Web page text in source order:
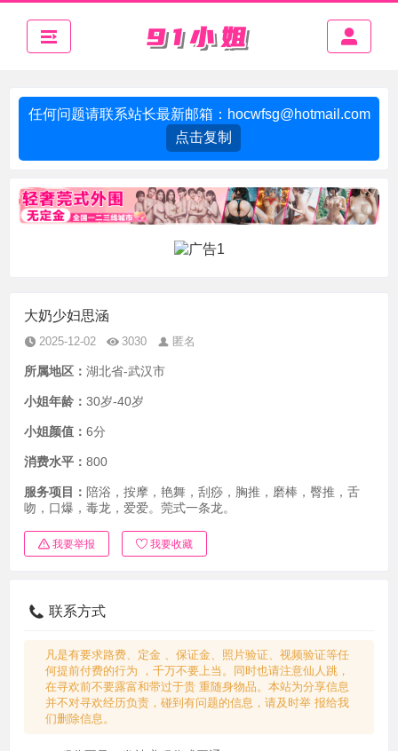
任何问题请联系站长最新邮箱： hocwfsg@hotmail.com
点击复制
大奶少妇思涵
2025-12-02 3030 匿名
所属地区： 湖北省-武汉市
小姐年龄： 30岁-40岁
小姐颜值： 6分
消费水平： 800
服务项目： 陪浴，按摩，艳舞，刮痧，胸推，磨棒，臀推，舌
吻，口爆，毒龙，爱爱。莞式一条龙。
我要举报 我要收藏
联系方式
凡是有要求路费、定金 、保证金、照片验证、视频验证等任
何提前付费的行为 ，千万不要上当。同时也请注意仙人跳，
在寻欢前不要露富和带过于贵 重随身物品。本站为分享信息
并不对寻欢经历负责，碰到有问题的信息，请及时举 报给我
们删除信息。